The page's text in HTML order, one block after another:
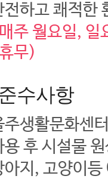
전하고 쾌적한
주 월요일, 일
무)
수사항
주생활문화센
용 후 시설물
아지, 고양이